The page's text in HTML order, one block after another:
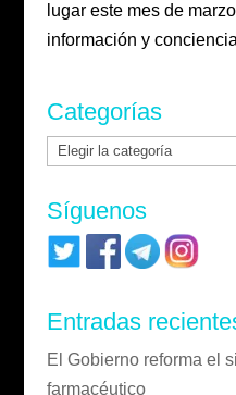
lugar este mes de
información y
Categorías
Categorías
Síguenos
Entradas
El Gobierno reforma el
farmacéutico